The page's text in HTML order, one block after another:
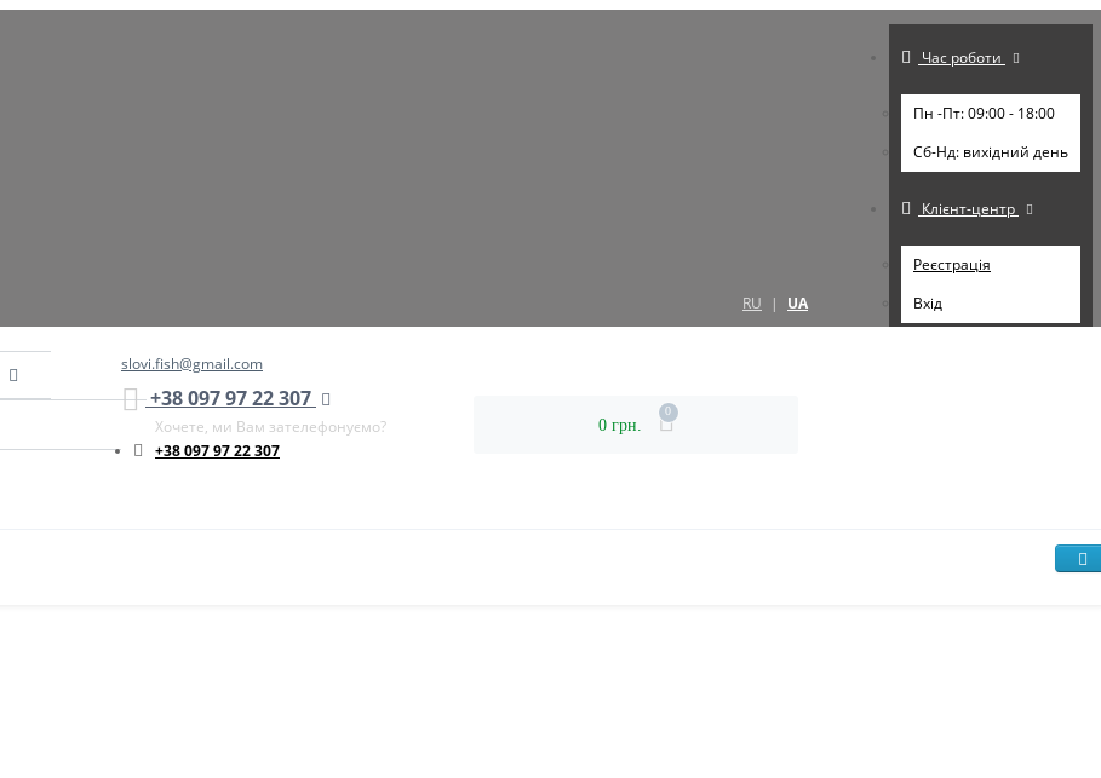
RU | UA
Час роботи
Пн -Пт: 09:00 - 18:00
Cб-Нд: вихідний день
Клієнт-центр
Реєстрація
Вхід
slovi.fish@gmail.com
+38 097 97 22 307
Хочете, ми Вам зателефонуємо?
+38 097 97 22 307
0 грн.
0